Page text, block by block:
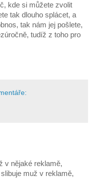
kde si můžete zvolit
tak dlouho splácet, a
tak nám jej pošlete,
tudíž z toho pro
v nějaké reklamě,
muž v reklamě,